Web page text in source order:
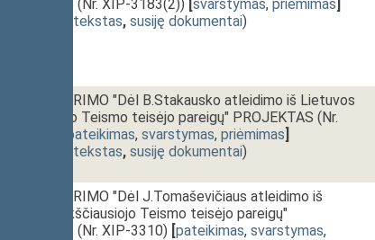
PROJEKTAS (Nr. XIP-3183(2)) [svarstymas, priėmimas]
dokumento tekstas, susiję dokumentai)
Seimo NUTARIMO "Dėl B.Stakausko atleidimo iš Lietuvos
Aukščiausiojo Teismo teisėjo pareigų" PROJEKTAS (Nr.
pateikimas, svarstymas, priėmimas]
dokumento tekstas, susiję dokumentai)
Seimo NUTARIMO "Dėl J.Tomaševičiaus atleidimo iš
Lietuvos Aukščiausiojo Teismo teisėjo pareigų"
PROJEKTAS (Nr. XIP-3310) [pateikimas, svarstymas,